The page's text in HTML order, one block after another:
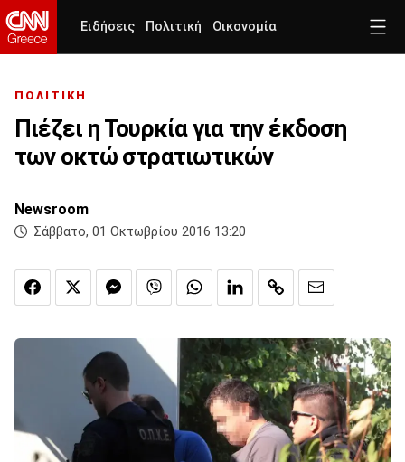
Ειδήσεις Πολιτική Οικονομία
ΠΟΛΙΤΙΚΗ
Πιέζει η Τουρκία για την έκδοση
των οκτώ στρατιωτικών
Newsroom
Σάββατο, 01 Οκτωβρίου 2016 13:20